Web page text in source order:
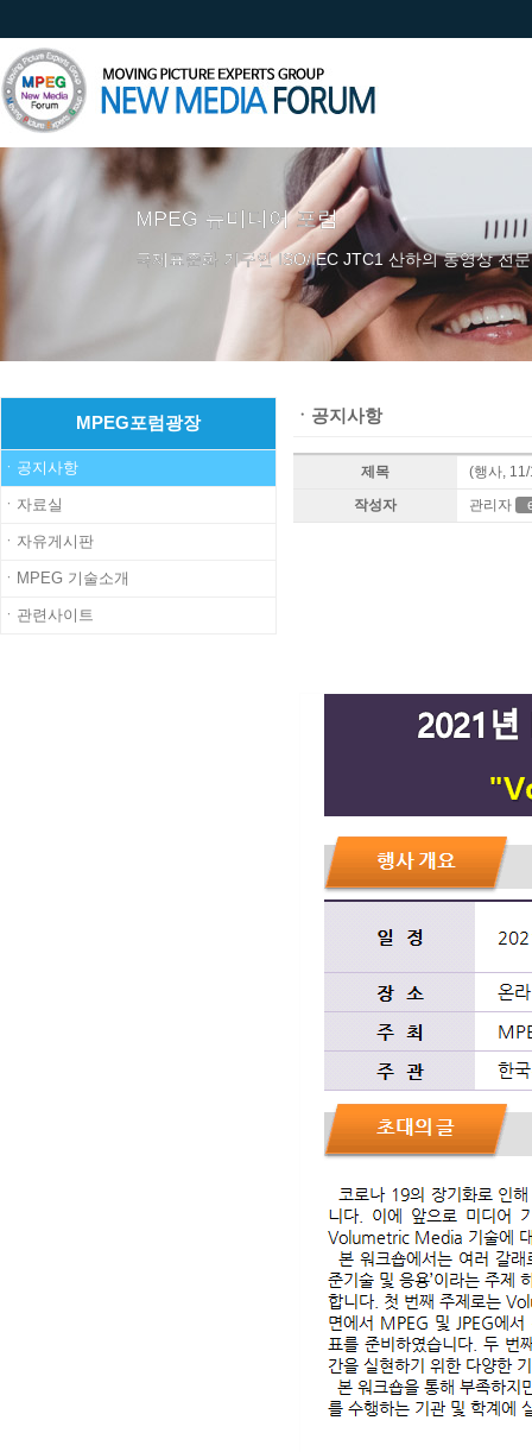
MPEG포럼광장
ㆍ공지사항
ㆍ자료실
ㆍ자유게시판
ㆍMPEG 기술소개
ㆍ관련사이트
ㆍ공지사항
제목
(행사,
작성자
관리자